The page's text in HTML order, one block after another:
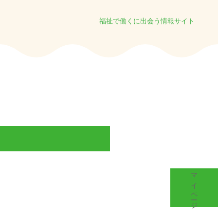
福祉で働くに出会う情報サイト
マイページ